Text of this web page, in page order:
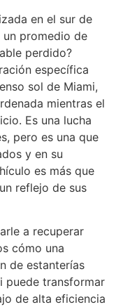
en el sur de
promedio de
perdido?
específica
sol de Miami,
mientras el
Es una lucha
pero es una que
y en su
es más que
reflejo de sus
a recuperar
cómo una
de estanterías
puede transformar
de alta eficiencia